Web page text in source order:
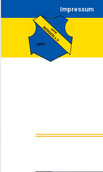
Impressum